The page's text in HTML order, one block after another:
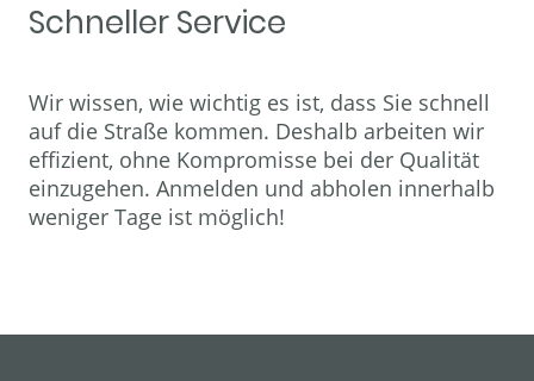
Schneller Service
Wir wissen, wie wichtig es ist, dass Sie schnell
auf die Straße kommen. Deshalb arbeiten wir
effizient, ohne Kompromisse bei der Qualität
einzugehen. Anmelden und abholen innerhalb
weniger Tage ist möglich!